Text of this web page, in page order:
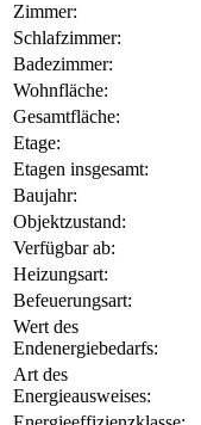
Zimmer:
Schlafzimmer:
Badezimmer:
Wohnfläche:
Gesamtfläche:
Etage:
Etagen insgesamt:
Baujahr:
Objektzustand:
Verfügbar ab:
Heizungsart:
Befeuerungsart:
Wert des
Endenergiebedarfs:
Art des
Energieausweises: